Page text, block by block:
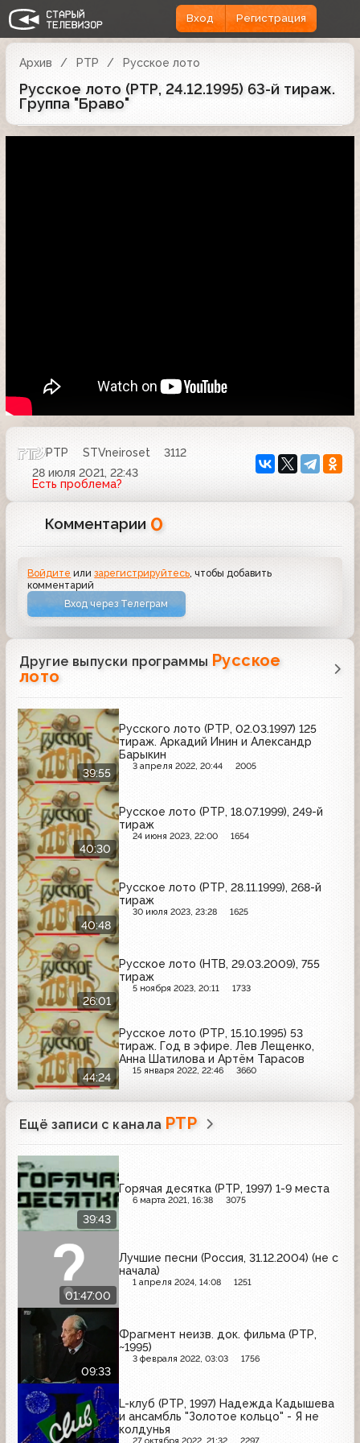
Вход Регистрация
Архив РТР Русское лото
Русское лото (РТР, 24.12.1995) 63-й тираж.
Группа "Браво"
РТР STVneiroset
3112
28 июля 2021, 22:43
Есть проблема?
Комментарии 0
Войдите илизарегистрируйтесь , чтобы добавить
комментарий
Вход через Телеграм
Другие выпуски программы Русское
лото
39:55
Русского лото (РТР, 02.03.1997) 125
тираж. Аркадий Инин и Александр
Барыкин
3 апреля 2022, 20:44 2005
40:30
Русское лото (РТР, 18.07.1999), 249-й
тираж
24 июня 2023, 22:00 1654
40:48
Русское лото (РТР, 28.11.1999), 268-й
тираж
30 июля 2023, 23:28 1625
26:01
Русское лото (НТВ, 29.03.2009), 755
тираж
5 ноября 2023, 20:11 1733
44:24
Русское лото (РТР, 15.10.1995) 53
тираж. Год в эфире. Лев Лещенко,
Анна Шатилова и Артём Тарасов
15 января 2022, 22:46 3660
Ещё записи с канала РТР
39:43
Горячая десятка (РТР, 1997) 1-9 места
6 марта 2021, 16:38 3075
01:47:00
Лучшие песни (Россия, 31.12.2004) (не с
начала)
1 апреля 2024, 14:08 1251
09:33
Фрагмент неизв. док. фильма (РТР,
~1995)
3 февраля 2022, 03:03 1756
L-клуб (РТР, 1997) Надежда Кадышева
и ансамбль "Золотое кольцо" - Я не
колдунья